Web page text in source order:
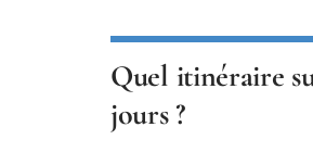
Quel itinéraire
jours ?